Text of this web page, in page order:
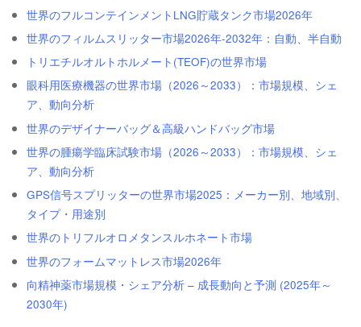
世界のフルコンテインメントLNG貯蔵タンク市場2026年
世界のフィルムスリッター市場2026年-2032年：自動、半自動
トリエチルオルトホルメート(TEOF)の世界市場
眼科用医療機器の世界市場（2026～2033）：市場規模、シェ
ア、動向分析
世界のデザイナーバッグ＆高級ハンドバッグ市場
世界の腫瘍学臨床試験市場（2026～2033）：市場規模、シェ
ア、動向分析
GPS信号スプリッターの世界市場2025：メーカー別、地域別、
タイプ・用途別
世界のトリフルオロメタンスルホネート市場
世界のフォームマットレス市場2026年
向精神薬市場規模・シェア分析 – 成長動向と予測 (2025年～
2030年)